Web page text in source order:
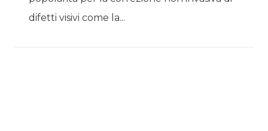
difetti visivi come la...